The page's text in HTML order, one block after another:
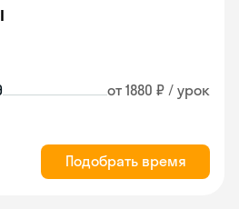
от 1880 ₽ / урок
Подобрать время